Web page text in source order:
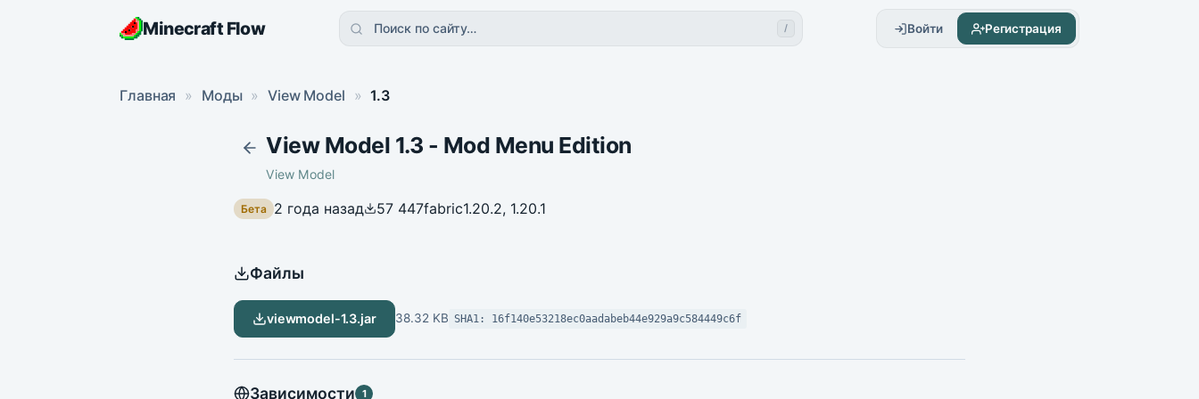
Minecraft Flow Поиск по сайту… / Войти Регистрация
Главная » Моды » View Model » 1.3
View Model 1.3 - Mod Menu Edition
View Model
Бета 2 года назад 57 447fabric1.20.2, 1.20.1
Файлы
viewmodel-1.3.jar 38.32 KB SHA1: 16f140e53218ec0aadabeb44e929a9c584449c6f
Зависимости 1